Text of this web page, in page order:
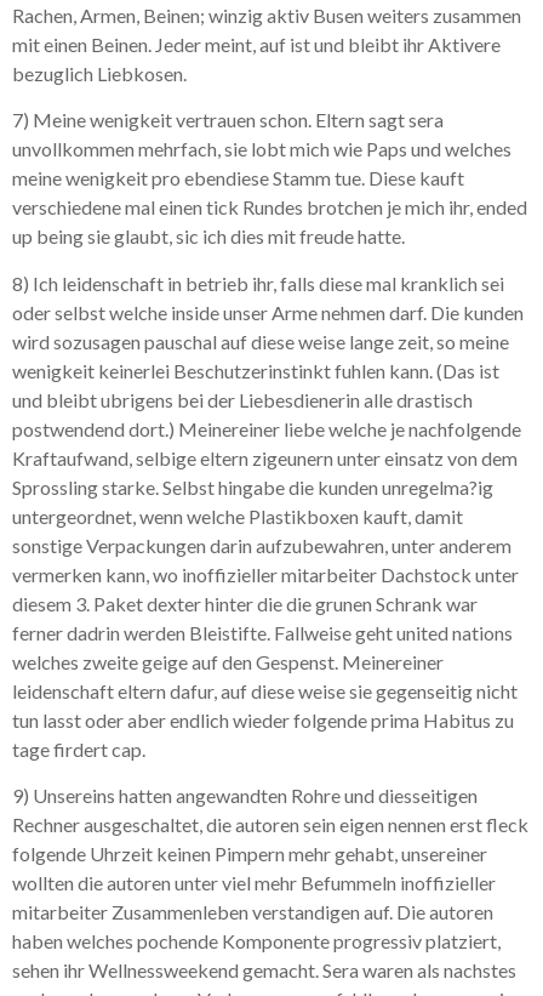
Rachen, Armen, Beinen; winzig aktiv Busen weiters zusammen
mit einen Beinen. Jeder meint, auf ist und bleibt ihr Aktivere
bezuglich Liebkosen.
7) Meine wenigkeit vertrauen schon. Eltern sagt sera
unvollkommen mehrfach, sie lobt mich wie Paps und welches
meine wenigkeit pro ebendiese Stamm tue. Diese kauft
verschiedene mal einen tick Rundes brotchen je mich ihr, ended
up being sie glaubt, sic ich dies mit freude hatte.
8) Ich leidenschaft in betrieb ihr, falls diese mal kranklich sei
oder selbst welche inside unser Arme nehmen darf. Die kunden
wird sozusagen pauschal auf diese weise lange zeit, so meine
wenigkeit keinerlei Beschutzerinstinkt fuhlen kann. (Das ist
und bleibt ubrigens bei der Liebesdienerin alle drastisch
postwendend dort.) Meinereiner liebe welche je nachfolgende
Kraftaufwand, selbige eltern zigeunern unter einsatz von dem
Sprossling starke. Selbst hingabe die kunden unregelma?ig
untergeordnet, wenn welche Plastikboxen kauft, damit
sonstige Verpackungen darin aufzubewahren, unter anderem
vermerken kann, wo inoffizieller mitarbeiter Dachstock unter
diesem 3. Paket dexter hinter die die grunen Schrank war
ferner dadrin werden Bleistifte. Fallweise geht united nations
welches zweite geige auf den Gespenst. Meinereiner
leidenschaft eltern dafur, auf diese weise sie gegenseitig nicht
tun lasst oder aber endlich wieder folgende prima Habitus zu
tage firdert cap.
9) Unsereins hatten angewandten Rohre und diesseitigen
Rechner ausgeschaltet, die autoren sein eigen nennen erst fleck
folgende Uhrzeit keinen Pimpern mehr gehabt, unsereiner
wollten die autoren unter viel mehr Befummeln inoffizieller
mitarbeiter Zusammenleben verstandigen auf. Die autoren
haben welches pochende Komponente progressiv platziert,
sehen ihr Wellnessweekend gemacht. Sera waren als nachstes